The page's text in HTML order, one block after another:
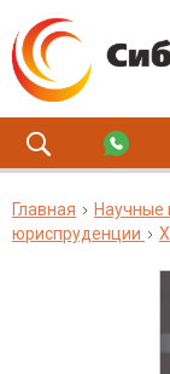
Главная Научные
юриспруденции